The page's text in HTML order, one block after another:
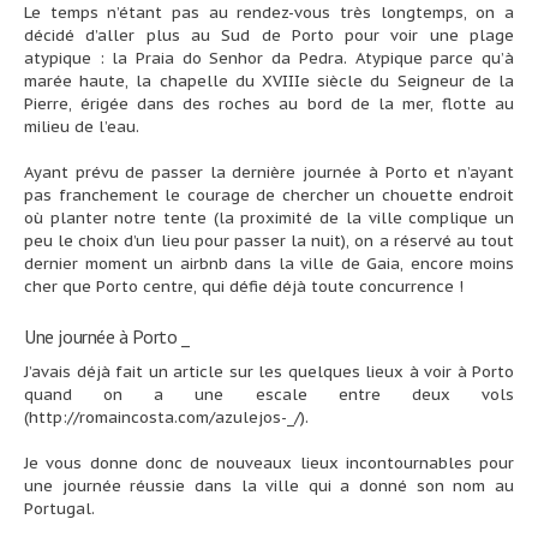
Le temps n’étant pas au rendez-vous très longtemps, on a
décidé d’aller plus au Sud de Porto pour voir une plage
atypique : la Praia do Senhor da Pedra. Atypique parce qu’à
marée haute, la chapelle du XVIIIe siècle du Seigneur de la
Pierre, érigée dans des roches au bord de la mer, flotte au
milieu de l’eau.
Ayant prévu de passer la dernière journée à Porto et n’ayant
pas franchement le courage de chercher un chouette endroit
où planter notre tente (la proximité de la ville complique un
peu le choix d’un lieu pour passer la nuit), on a réservé au tout
dernier moment un airbnb dans la ville de Gaia, encore moins
cher que Porto centre, qui défie déjà toute concurrence !
Une journée à Porto _
J’avais déjà fait un article sur les quelques lieux à voir à Porto
quand on a une escale entre deux vols
(http://romaincosta.com/azulejos-_/).
Je vous donne donc de nouveaux lieux incontournables pour
une journée réussie dans la ville qui a donné son nom au
Portugal.